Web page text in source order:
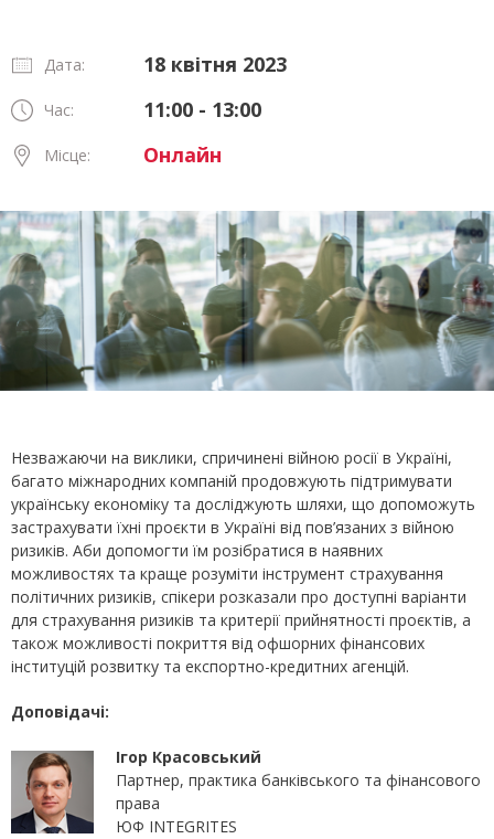
Дата: 18 квітня 2023
Час: 11:00 - 13:00
Місце: Онлайн
Незважаючи на виклики, спричинені війною росії в Україні,
багато міжнародних компаній продовжують підтримувати
українську економіку та досліджують шляхи, що допоможуть
застрахувати їхні проєкти в Україні від пов’язаних з війною
ризиків. Аби допомогти їм розібратися в наявних
можливостях та краще розуміти інструмент страхування
політичних ризиків, спікери розказали про доступні варіанти
для страхування ризиків та критерії прийнятності проєктів, а
також можливості покриття від офшорних фінансових
інституцій розвитку та експортно-кредитних агенцій.
Доповідачі:
Ігор Красовський
Партнер, практика банківського та фінансового
права
ЮФ INTEGRITES